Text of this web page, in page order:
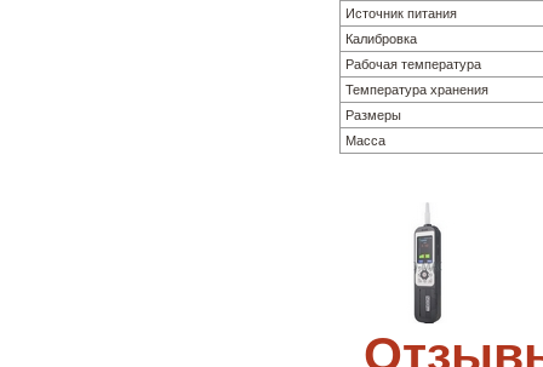
Источник питания
Калибровка
Рабочая температура
Температура хранения
Размеры
Масса